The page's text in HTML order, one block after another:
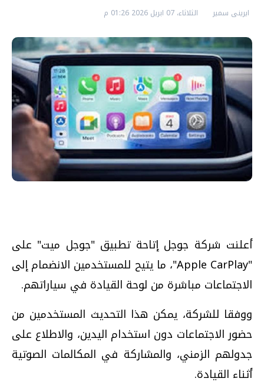
ايرينى سمير الثلاثاء، 07 ابريل 2026 01:26 م
أعلنت شركة جوجل إتاحة تطبيق "جوجل ميت" على
"Apple CarPlay"، ما يتيح للمستخدمين الانضمام إلى
الاجتماعات مباشرة من لوحة القيادة في سياراتهم.
ووفقا للشركة، يمكن هذا التحديث المستخدمين من
حضور الاجتماعات دون استخدام اليدين، والاطلاع على
جدولهم الزمني، والمشاركة في المكالمات الصوتية
أثناء القيادة.